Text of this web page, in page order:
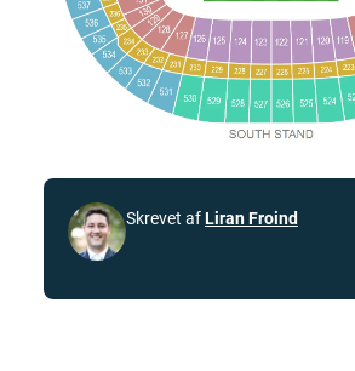
Skrevet afLiran Froind